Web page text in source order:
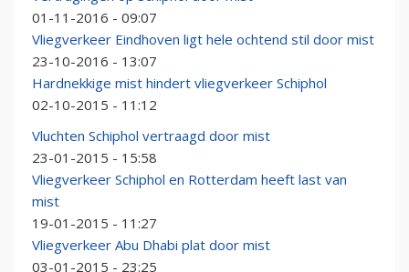
01-11-2016 - 09:07
Vliegverkeer Eindhoven ligt hele ochtend stil door mist
23-10-2016 - 13:07
Hardnekkige mist hindert vliegverkeer Schiphol
02-10-2015 - 11:12
Vluchten Schiphol vertraagd door mist
23-01-2015 - 15:58
Vliegverkeer Schiphol en Rotterdam heeft last van
mist
19-01-2015 - 11:27
Vliegverkeer Abu Dhabi plat door mist
03-01-2015 - 23:25